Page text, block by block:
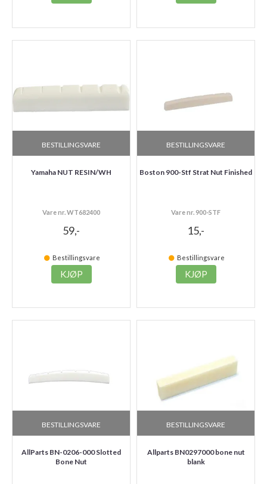
BESTILLINGSVARE
Yamaha NUT RESIN/WH
Vare nr. WT682400
59,-
Bestillingsvare
KJØP
BESTILLINGSVARE
Boston 900-Stf Strat Nut Finished
Vare nr. 900-STF
15,-
Bestillingsvare
KJØP
BESTILLINGSVARE
AllParts BN-0206-000 Slotted
Bone Nut
BESTILLINGSVARE
Allparts BN0297000 bone nut
blank